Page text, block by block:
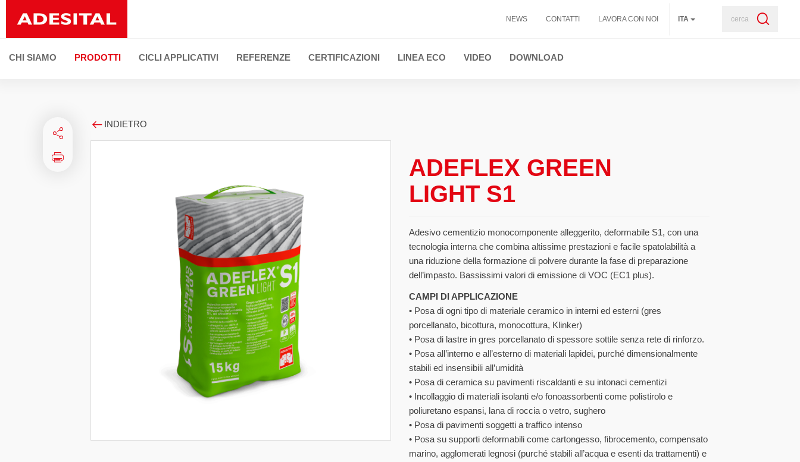
NEWS CONTATTI LAVORA CON NOI ITA cerca
CHI SIAMO PRODOTTI
LINEE DI PRODOTTO
CICLI APPLICATIVI REFERENZE CERTIFICAZIONI LINEA ECO VIDEO DOWNLOAD
INDIETRO
ADEFLEX GREEN
LIGHT S1
Adesivo cementizio monocomponente alleggerito, deformabile S1, con una
tecnologia interna che combina altissime prestazioni e facile spatolabilità a
una riduzione della formazione di polvere durante la fase di preparazione
dell’impasto. Bassissimi valori di emissione di VOC (EC1 plus).
CAMPI DI APPLICAZIONE
• Posa di ogni tipo di materiale ceramico in interni ed esterni (gres
porcellanato, bicottura, monocottura, Klinker)
• Posa di lastre in gres porcellanato di spessore sottile senza rete di rinforzo.
• Posa all’interno e all’esterno di materiali lapidei, purché dimensionalmente
stabili ed insensibili all’umidità
• Posa di ceramica su pavimenti riscaldanti e su intonaci cementizi
• Incollaggio di materiali isolanti e/o fonoassorbenti come polistirolo e
poliuretano espansi, lana di roccia o vetro, sughero
• Posa di pavimenti soggetti a traffico intenso
• Posa su supporti deformabili come cartongesso, fibrocemento, compensato
marino, agglomerati legnosi (purché stabili all’acqua e esenti da trattamenti) e